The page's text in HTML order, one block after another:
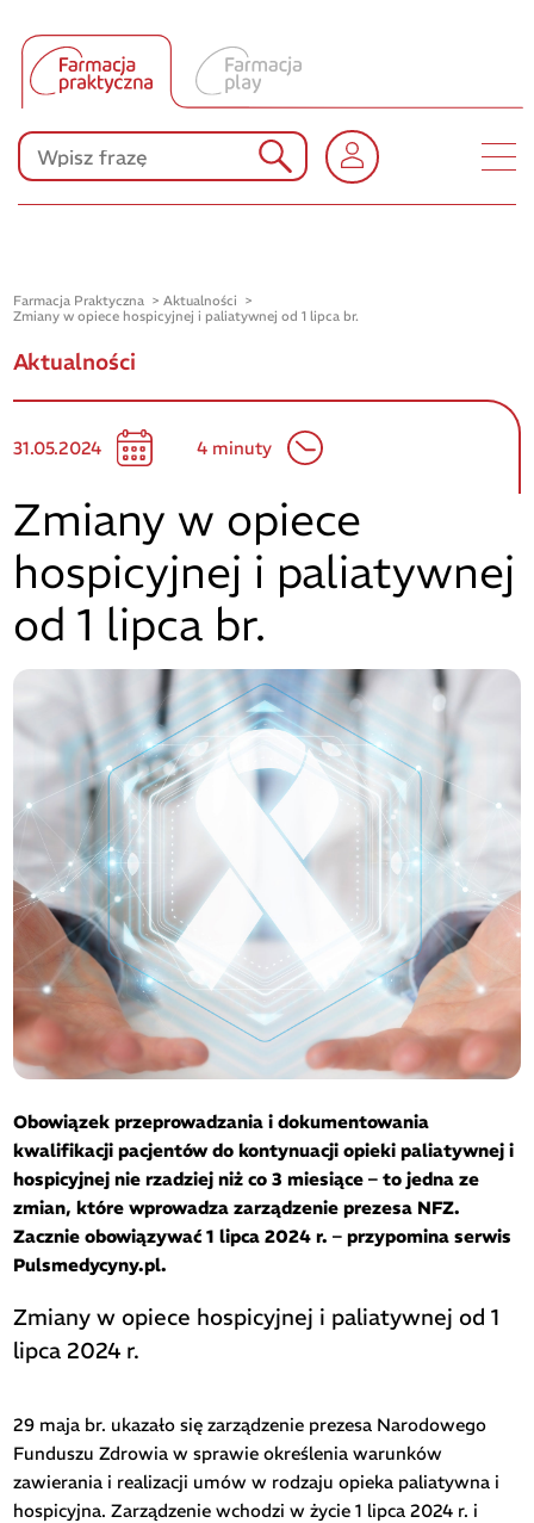
Produkty Polpharmy
KONKURSY
Farmacja Praktyczna
Aktualności
Zmiany w opiece hospicyjnej i paliatywnej od 1 lipca br.
Aktualności
31.05.2024 4 minuty
Zmiany w opiece
hospicyjnej i paliatywnej
od 1 lipca br.
Obowiązek przeprowadzania i dokumentowania
kwalifikacji pacjentów do kontynuacji opieki paliatywnej i
hospicyjnej nie rzadziej niż co 3 miesiące – to jedna ze
zmian, które wprowadza zarządzenie prezesa NFZ.
Zacznie obowiązywać 1 lipca 2024 r. – przypomina serwis
Pulsmedycyny.pl.
Zmiany w opiece hospicyjnej i paliatywnej od 1
lipca 2024 r.
29 maja br. ukazało się zarządzenie prezesa Narodowego
Funduszu Zdrowia w sprawie określenia warunków
zawierania i realizacji umów w rodzaju opieka paliatywna i
hospicyjna. Zarządzenie wchodzi w życie 1 lipca 2024 r. i